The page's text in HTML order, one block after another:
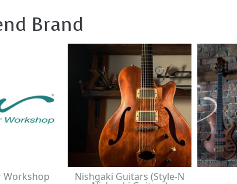
Brand
Workshop Nishgaki Guitars (Style-N